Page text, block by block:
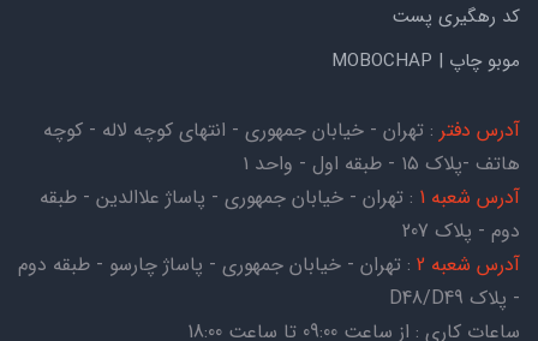
کد رهگیری پست
موبو چاپ | MOBOCHAP
آدرس دفتر : تهران - خیابان جمهوری - انتهای کوچه لاله - کوچه
هاتف -پلاک ۱۵ - طبقه اول - واحد ۱
آدرس شعبه 1
: تهران - خیابان جمهوری - پاساژ علاالدین - طبقه
دوم - پلاک 207
آدرس شعبه 2
: تهران - خیابان جمهوری - پاساژ چارسو - طبقه دوم
- پلاک D48/D49
ساعات کاری : از ساعت 09:00 تا ساعت 18:00